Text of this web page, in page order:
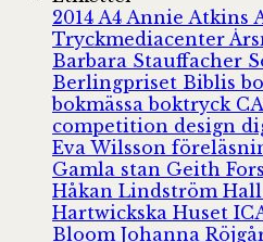
2014 A4 Annie Atkins
Tryckmediacenter
Barbara Stauffacher
Berlingpriset Biblis
bokmässaboktryck
competition design
Eva Wilsson
Gamla stan Geith
Håkan Lindström Hall
Hartwickska Huset
Bloom Johanna